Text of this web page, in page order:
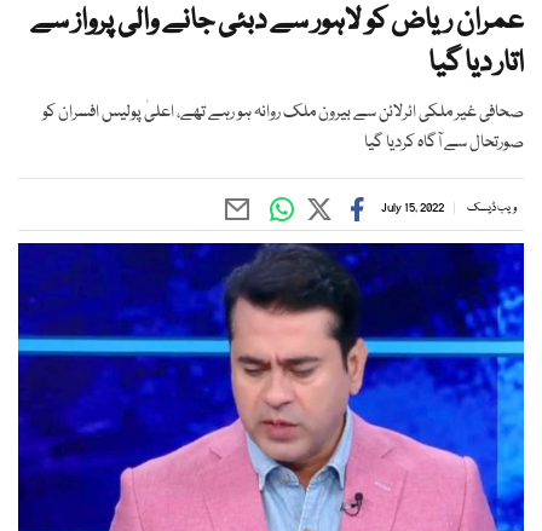
عمران ریاض کو لاہور سے دبئی جانے والی پرواز سے
اتار دیا گیا
صحافی غیر ملکی ائرلائن سے بیرون ملک روانہ ہو رہے تھے، اعلیٰ پولیس افسران کو
صورتحال سے آگاہ کردیا گیا
ویب ڈیسک July 15, 2022